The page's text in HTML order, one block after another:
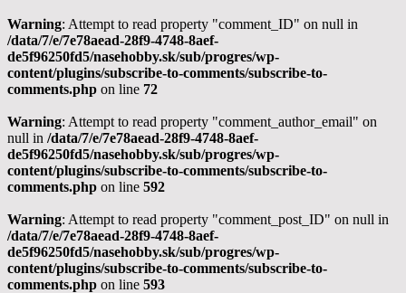
Warning: Attempt to read property "comment_ID" on null in
/data/7/e/7e78aead-28f9-4748-8aef-
de5f96250fd5/nasehobby.sk/sub/progres/wp-
content/plugins/subscribe-to-comments/subscribe-to-
comments.php on line 72
Warning: Attempt to read property "comment_author_email" on
null in /data/7/e/7e78aead-28f9-4748-8aef-
de5f96250fd5/nasehobby.sk/sub/progres/wp-
content/plugins/subscribe-to-comments/subscribe-to-
comments.php on line 592
Warning: Attempt to read property "comment_post_ID" on null in
/data/7/e/7e78aead-28f9-4748-8aef-
de5f96250fd5/nasehobby.sk/sub/progres/wp-
content/plugins/subscribe-to-comments/subscribe-to-
comments.php on line 593